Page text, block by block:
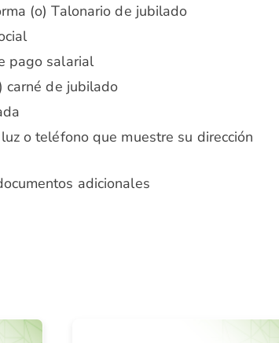
(o) Talonario de jubilado
pago salarial
carné de jubilado
o teléfono que muestre su dirección
adicionales